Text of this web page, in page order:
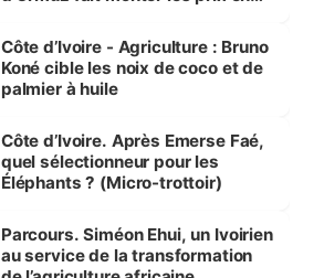
Côte d’Ivoire - Agriculture : Bruno
Koné cible les noix de coco et de
palmier à huile
Côte d’Ivoire. Après Emerse Faé,
quel sélectionneur pour les
Éléphants ? (Micro-trottoir)
Parcours. Siméon Ehui, un Ivoirien
au service de la transformation